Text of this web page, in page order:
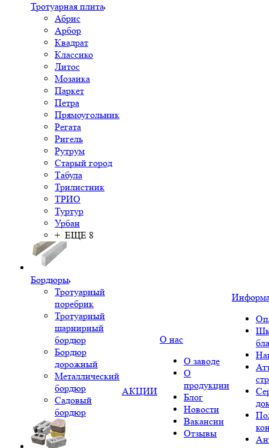
Тротуарная плита
Абрис
Арбор
Квадрат
Классико
Литос
Мозаика
Паркет
Петра
Прямоугольник
Регата
Ригель
Рутрум
Старый город
Табула
Трилистник
ТРИО
Туртур
Урбан
+ ЕЩЕ 8
Бордюры
Тротуарный
поребрик
Тротуарный
шарнирный
бордюр
Бордюр
дорожный
Металлический
бордюр
Садовый
бордюр
АКЦИИ
О нас
О заводе
О
продукции
Блог
Новости
Вакансии
Отзывы